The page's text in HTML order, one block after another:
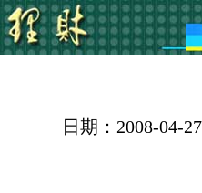
日期：2008-04-27